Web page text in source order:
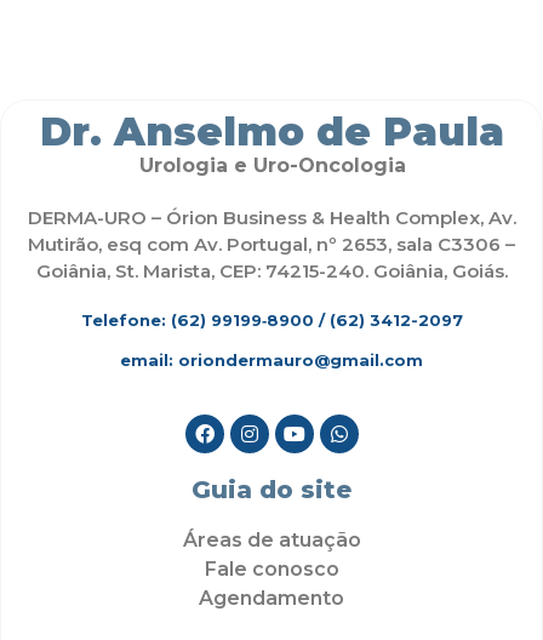
Dr. Anselmo de Paula
Urologia e Uro-Oncologia
DERMA-URO – Órion Business & Health Complex, Av.
Mutirão, esq com Av. Portugal, nº 2653, sala C3306 –
Goiânia, St. Marista, CEP: 74215-240. Goiânia, Goiás.
Telefone: (62) 99199‑8900 / (62) 3412-2097
email: oriondermauro@gmail.com
Guia do site
Áreas de atuação
Fale conosco
Agendamento